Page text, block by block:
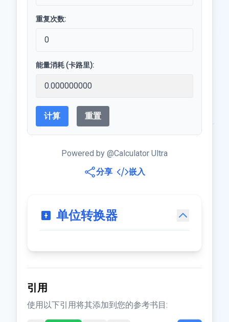
重复次数:
能量消耗 (卡路里):
计算 重置
Powered by @Calculator Ultra
分享
嵌入
单位转换器
引用
使用以下引用将其添加到您的参考书目: